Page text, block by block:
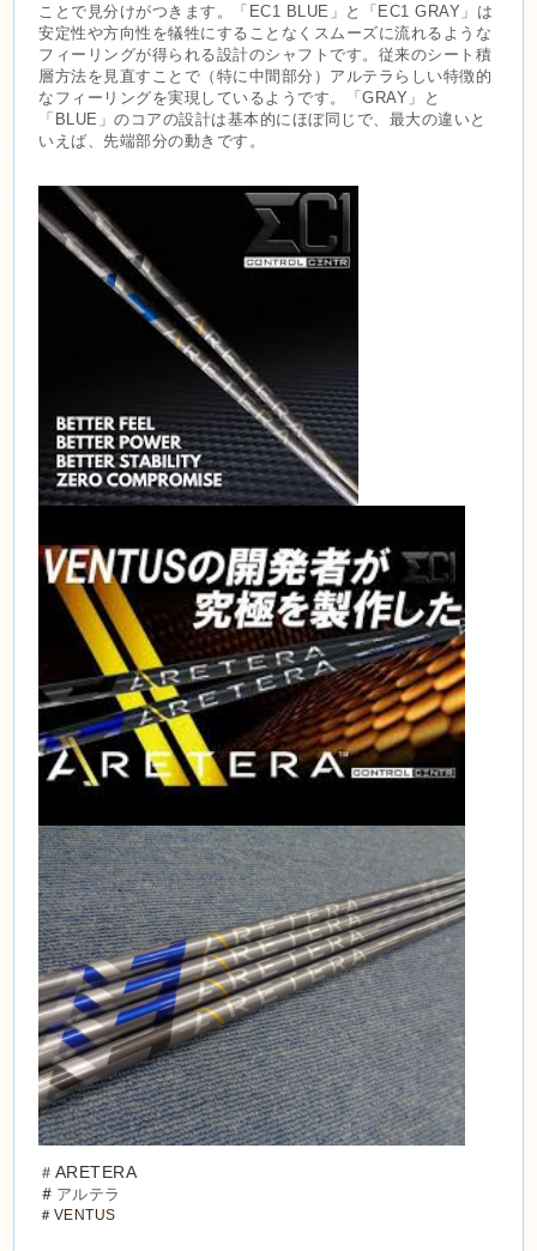
ことで見分けがつきます。
「EC1 BLUE」と「EC1 GRAY」は
安定性や方向性を犠牲にすることなくスムーズに流れるような
フィーリングが得られる設計のシャフトです。従来のシート積
層方法を見直すことで（特に中間部分）アルテラらしい特徴的
なフィーリングを実現しているようです。「GRAY」と
「BLUE」のコアの設計は基本的にほぼ同じで、最大の違いと
いえば、先端部分の動きです。
＃ ARETERA
＃ アルテラ
＃VENTUS